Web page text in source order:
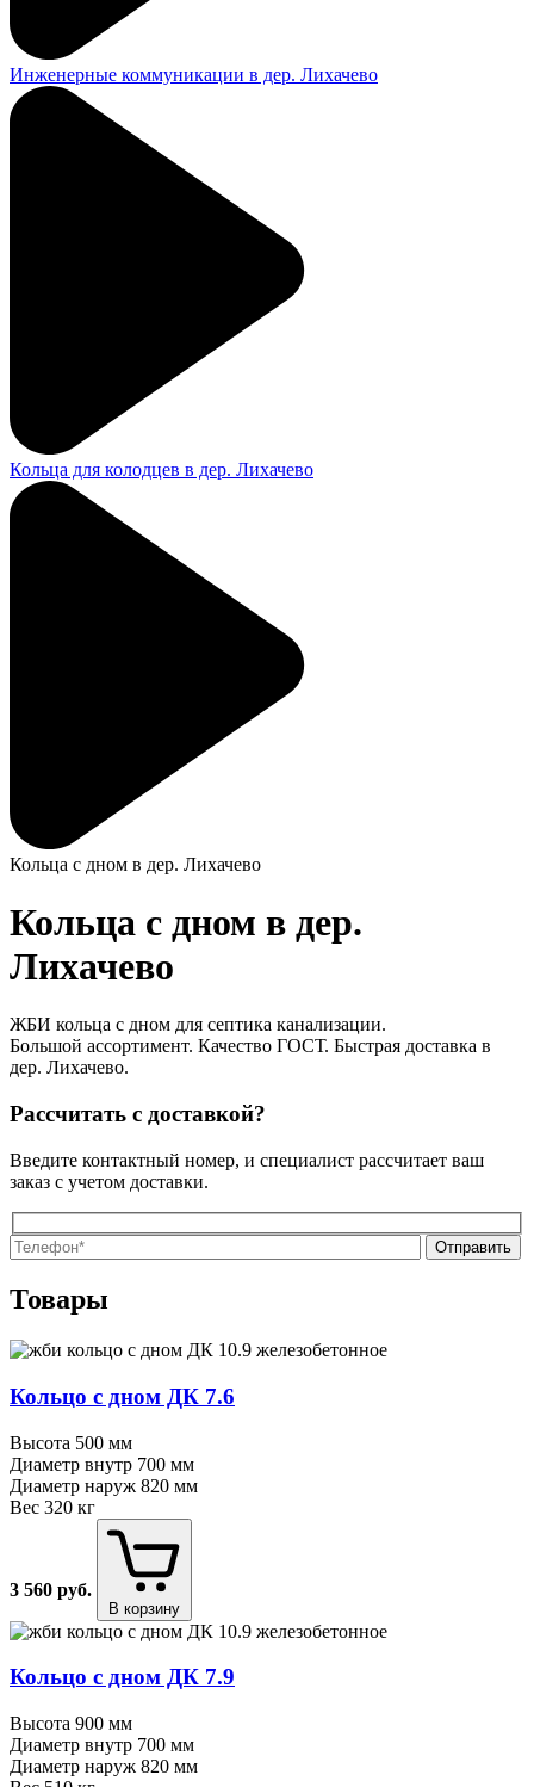
Инженерные коммуникации в дер. Лихачево
Кольца для колодцев в дер. Лихачево
Кольца с дном в дер. Лихачево
Кольца с дном в дер.
Лихачево
ЖБИ кольца с дном для септика канализации.
Большой ассортимент. Качество ГОСТ. Быстрая доставка в
дер. Лихачево.
Рассчитать с доставкой?
Введите контактный номер, и специалист рассчитает ваш
заказ с учетом доставки.
Товары
Кольцо с дном ДК 7.6
Высота 500 мм
Диаметр внутр 700 мм
Диаметр наруж 820 мм
Вес 320 кг
3 560 руб.
В корзину
Кольцо с дном ДК 7.9
Высота 900 мм
Диаметр внутр 700 мм
Диаметр наруж 820 мм